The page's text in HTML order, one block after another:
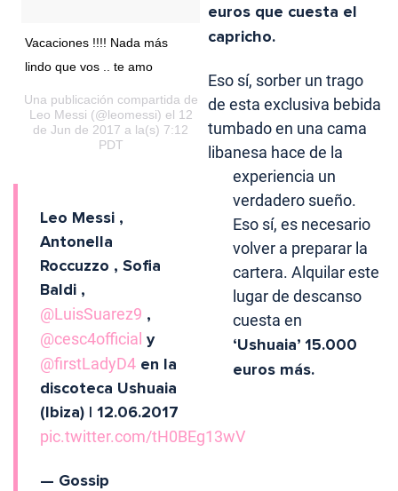
Vacaciones !!!! Nada más
lindo que vos .. te amo
Una publicación compartida de
Leo Messi (@leomessi) el 12
de Jun de 2017 a la(s) 7:12
PDT
Leo Messi ,
Antonella
Roccuzzo , Sofia
Baldi ,
@LuisSuarez9 ,
@cesc4official y
@firstLadyD4 en la
discoteca Ushuaia
(Ibiza) | 12.06.2017
pic.twitter.com/tH0BEg13wV
— Gossip
euros que cuesta el
capricho.
Eso sí, sorber un trago
de esta exclusiva bebida
tumbado en una cama
libanesa hace de la
experiencia un
verdadero sueño.
Eso sí, es necesario
volver a preparar la
cartera. Alquilar este
lugar de descanso
cuesta en
‘Ushuaia’ 15.000
euros más.